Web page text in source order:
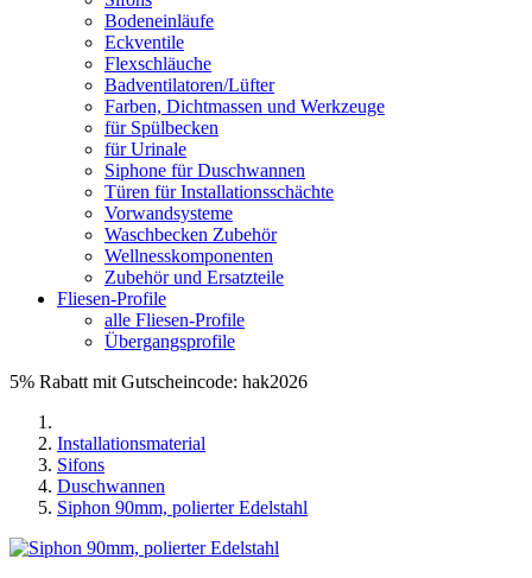
Bodeneinläufe
Eckventile
Flexschläuche
Badventilatoren/Lüfter
Farben, Dichtmassen und Werkzeuge
für Spülbecken
für Urinale
Siphone für Duschwannen
Türen für Installationsschächte
Vorwandsysteme
Waschbecken Zubehör
Wellnesskomponenten
Zubehör und Ersatzteile
Fliesen-Profile
alle Fliesen-Profile
Übergangsprofile
5% Rabatt mit Gutscheincode: hak2026
Installationsmaterial
Sifons
Duschwannen
Siphon 90mm, polierter Edelstahl